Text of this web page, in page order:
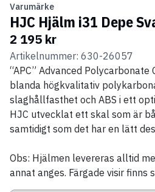
Varumärke
HJC Hjälm i31 Depe
2 195 kr
Artikelnummer: 630-26057
“APC” Advanced Polycarbonate
blanda högkvalitativ
slaghållfasthet och ABS i ett
HJC utvecklat ett skal som är
samtidigt som det har en lätt
Obs: Hjälmen levereras alltid
annat anges. Färgade visir